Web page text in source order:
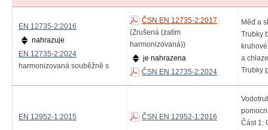
EN 12735-2:2016
nahrazuje
EN 12735-2:2024
harmonizovaná souběžně s
ČSN EN 12735-2:2017
(Zrušená (zatím
harmonizovaná))
je nahrazena
ČSN EN 12735-2:2024
Měď a
Trubky
a
Trubky
EN 12952-1:2015 ČSN EN 12952-1:2016
Část 1: